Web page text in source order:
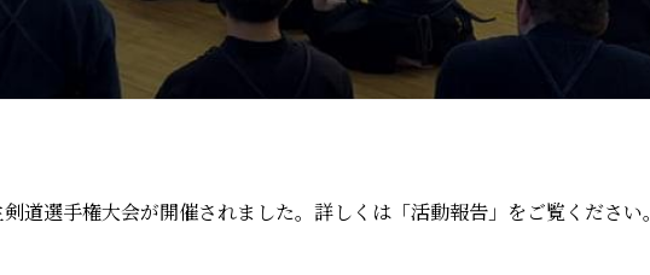
道選手権大会が開催されました。詳しくは「活動報告」をご覧ください。